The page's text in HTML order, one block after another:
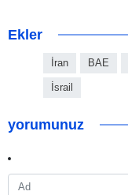
Ekler
İran BAE
İsrail
yorumunuz